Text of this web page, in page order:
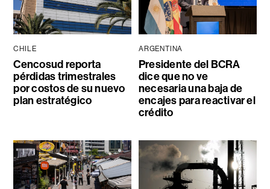
CHILE
Cencosud reporta
pérdidas trimestrales
por costos de su nuevo
plan estratégico
ARGENTINA
Presidente del BCRA
dice que no ve
necesaria una baja de
encajes para reactivar el
crédito